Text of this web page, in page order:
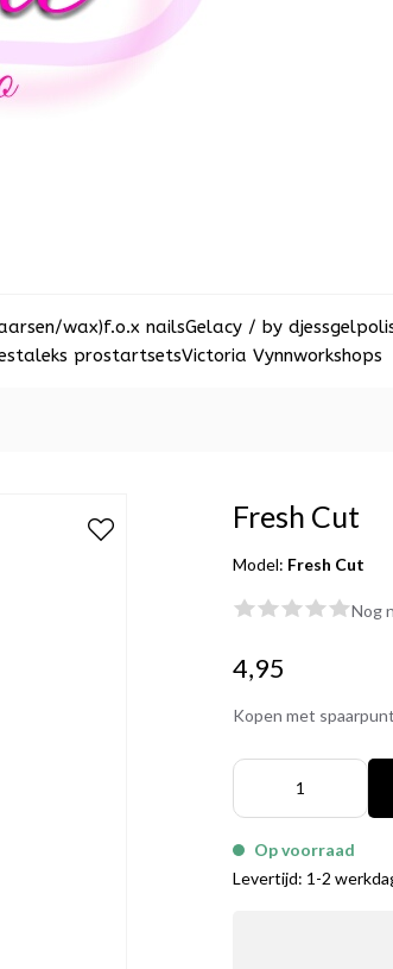
wax)f.o.x nailsGelacy / by djess
staleks prostartsetsVictoria Vynnworkshops
Fresh Cut
Model: Fresh Cut
Nog
4,95
Kopen met
Op voorraad
Levertijd: 1-2